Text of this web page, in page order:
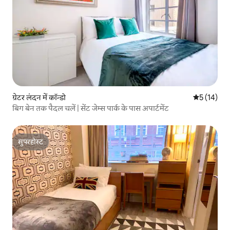
ग्रेटर लंदन में कॉन्डो औसत रेटिंग
5 (14)
बिग बेन तक पैदल चलें | सेंट जेम्स पार्क के पास अपार्टमेंट
सुपरहोस्ट
सुपरहोस्ट